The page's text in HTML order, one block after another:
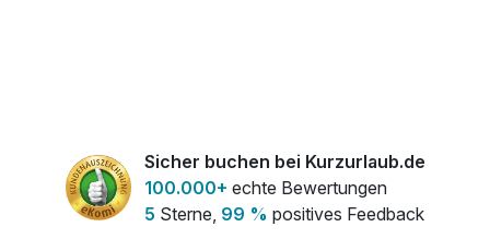
Sicher buchen bei Kurzurlaub.de
100.000+ echte Bewertungen
5 Sterne, 99 % positives Feedback